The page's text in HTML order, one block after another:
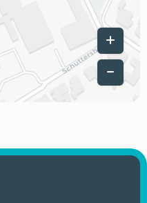
Leaflet |